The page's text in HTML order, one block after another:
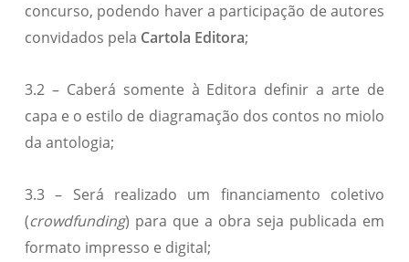
concurso, podendo haver a participação de autores
convidados pela Cartola Editora;
3.2 – Caberá somente à Editora definir a arte de
capa e o estilo de diagramação dos contos no miolo
da antologia;
3.3 – Será realizado um financiamento coletivo
(crowdfunding) para que a obra seja publicada em
formato impresso e digital;